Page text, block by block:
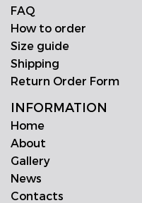
FAQ
How to order
Size guide
Shipping
Return Order Form
INFORMATION
Home
About
Gallery
News
Contacts